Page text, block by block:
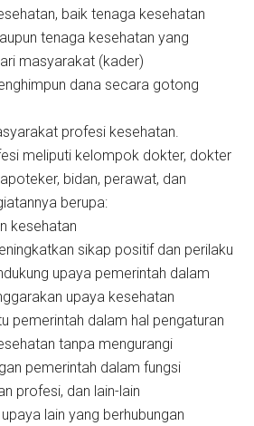
baik tenaga kesehatan
tenaga kesehatan yang
masyarakat (kader)
dana secara gotong
profesi kesehatan.
meliputi kelompok dokter, dokter
bidan, perawat, dan
berupa:
kesehatan
sikap positif dan perilaku
upaya pemerintah dalam
upaya kesehatan
pemerintah dalam hal pengaturan
tanpa mengurangi
pemerintah dalam fungsi
profesi, dan lain-lain
lain yang berhubungan